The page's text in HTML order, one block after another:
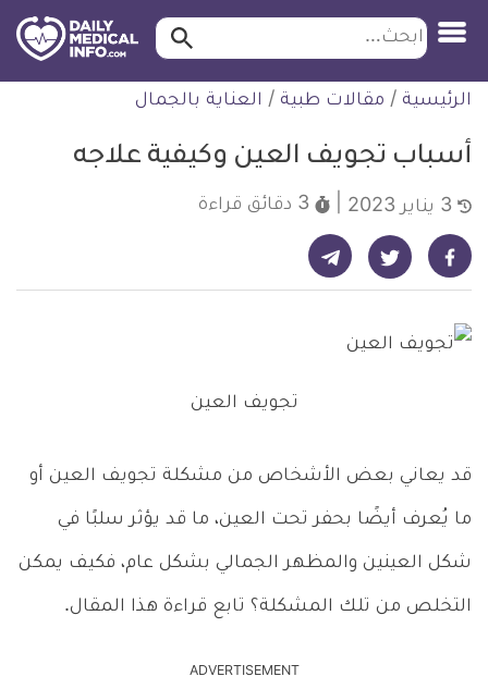
التخطي
للمحتوى
طبية
ابحث ابحث…
الرئيسية / مقالات طبية / العناية بالجمال
أسباب تجويف العين وكيفية علاجه
3 دقائق قراءة
شارك على فيسبوك - ديلي ميديكال انفو شارك على تويتر - ديلي ميديكال انفو شارك على تيليجرام - ديلي ميديكال انفو
تجويف العين
قد يعاني بعض الأشخاص من مشكلة تجويف العين أو
ما يُعرف أيضًا بحفر تحت العين، ما قد يؤثر سلبًا في
شكل العينين والمظهر الجمالي بشكل عام، فكيف يمكن
التخلص من تلك المشكلة؟ تابع قراءة هذا المقال.
ADVERTISEMENT